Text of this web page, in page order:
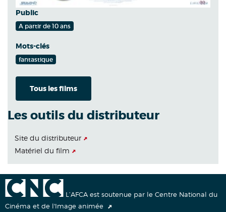
Public
A partir de 10 ans
Mots-clés
fantastique
Tous les films
Les outils du distributeur
Site du distributeur
Matériel du film
L’AFCA est soutenue par le Centre National du
Cinéma et de l'Image animée